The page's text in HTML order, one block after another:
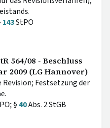
143StPO
564/08 - Beschluss
2009 (LG Hannover)
Festsetzung der
§40Abs. 2 StGB